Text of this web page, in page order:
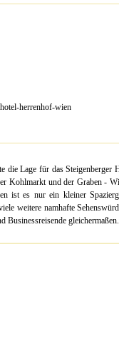
herrenhof-wien
die Lage für das Steigenberger
Kohlmarkt und der Graben -
ist es nur ein kleiner
weitere namhafte
Businessreisende gleichermaßen.